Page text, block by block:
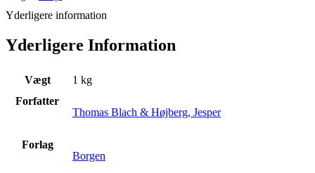
Yderligere information
Yderligere Information
Vægt
1 kg
Forfatter
Thomas Blach & Højberg, Jesper
Forlag
Borgen